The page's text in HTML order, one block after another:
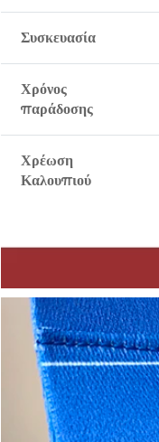
Συσκευασία
Χρόνος
παράδοσης
Χρέωση
Καλουπιού